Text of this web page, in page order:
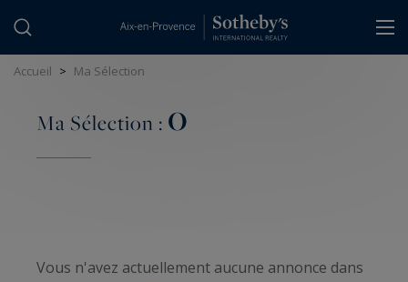
Accueil > Ma Sélection
Ma Sélection : 0
Vous n'avez actuellement aucune annonce dans